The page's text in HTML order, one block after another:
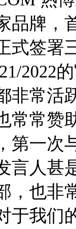
品牌，
式签署
2022
非常活
常常赞
第一次
言人甚
，也非
于我们